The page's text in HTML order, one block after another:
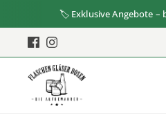
🏷️ Exklusive Angebote – bis zu